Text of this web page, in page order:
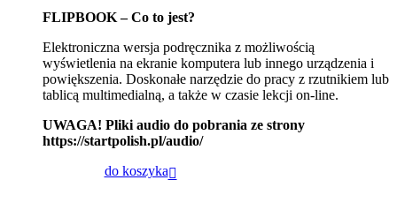
FLIPBOOK – Co to jest?
Elektroniczna wersja podręcznika z możliwością
wyświetlenia na ekranie komputera lub innego urządzenia i
powiększenia. Doskonałe narzędzie do pracy z rzutnikiem lub
tablicą multimedialną, a także w czasie lekcji on-line.
UWAGA! Pliki audio do pobrania ze strony
https://startpolish.pl/audio/
do koszyka